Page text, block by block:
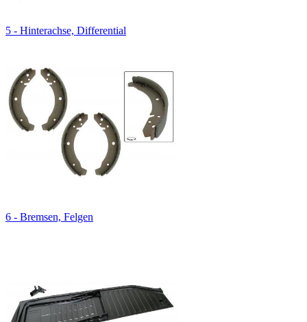
5 - Hinterachse, Differential
6 - Bremsen, Felgen